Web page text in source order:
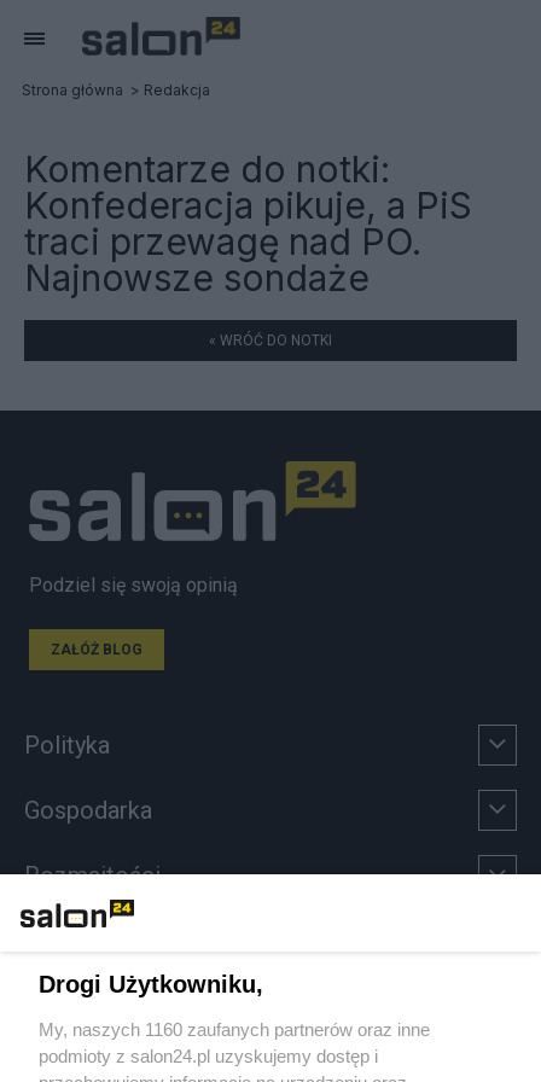
Strona główna Redakcja
Komentarze do notki:
Konfederacja pikuje, a PiS
traci przewagę nad PO.
Najnowsze sondaże
« WRÓĆ DO NOTKI
Podziel się swoją opinią
ZAŁÓŻ BLOG
Polityka
Gospodarka
Rozmaitości
Sport
Społeczeństwo
Drogi Użytkowniku,
My, naszych 1160 zaufanych partnerów oraz inne
podmioty z salon24.pl uzyskujemy dostęp i